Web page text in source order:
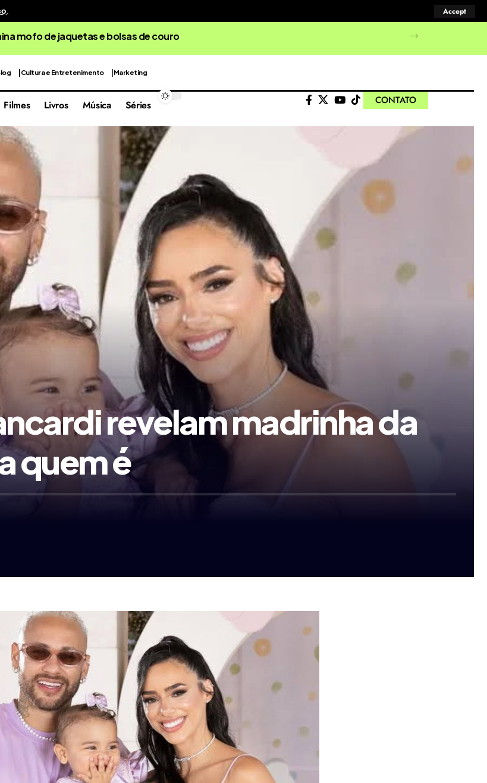
. Accept
mofo de jaquetas e bolsas de couro
Cultura e Entretenimento Marketing
Filmes Livros Música Séries CONTATO
revelam madrinha da
quem é